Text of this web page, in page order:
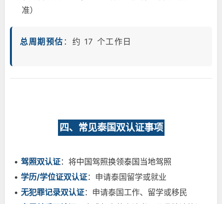
准）
总周期预估 ：约 17 个工作日
四、常见泰国双认证事项
• 驾照双认证：将中国驾照换领泰国当地驾照
• 学历/学位证双认证：申请泰国留学或就业
• 无犯罪记录双认证：申请泰国工作、留学或移民